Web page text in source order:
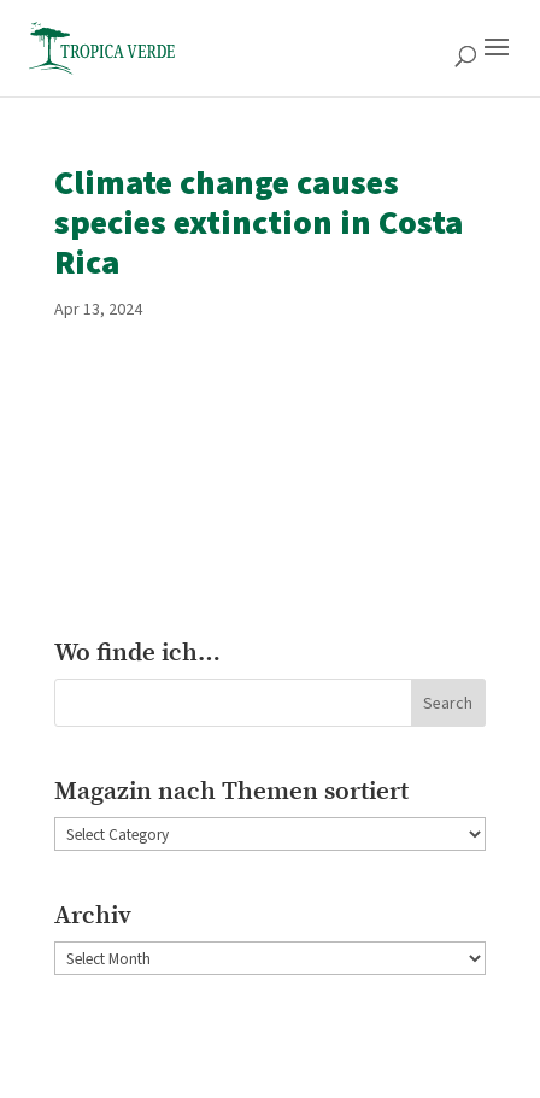
Climate change causes
species extinction in Costa
Rica
Apr 13, 2024
Wo finde ich…
Magazin nach Themen sortiert
Magazin
sortiert
Archiv
Archiv